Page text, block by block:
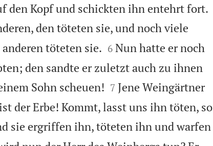
den Kopf und schickten ihn entehrt fort.
den töteten sie, und noch viele
töteten sie.
6 Nun hatte er noch
den sandte er zuletzt auch zu ihnen
Sohn scheuen!
7 Jene Weingärtner
der Erbe! Kommt, lasst uns ihn töten, so
sie ergriffen ihn, töteten ihn und warfen